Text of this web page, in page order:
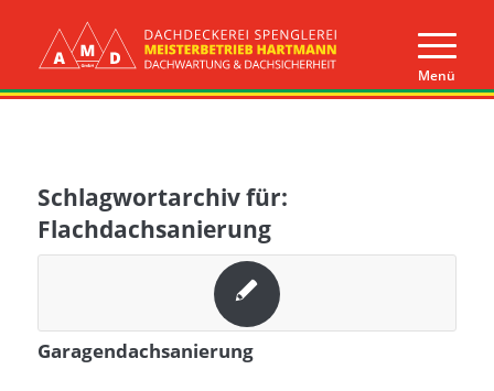
Schlagwortarchiv für:
Flachdachsanierung
Garagendachsanierung